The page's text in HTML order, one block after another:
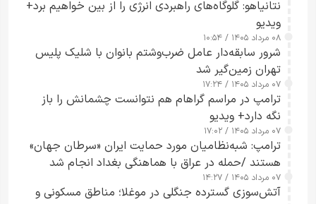
نتانیاهو: گلوگاه‌های راهبردی انرژی را از بین خواهیم برد+
ویدیو
۰۸ مرداد ۱۴۰۵ / ۱۰:۵۴
شرور سابقه‌دار عامل ضرب‌وشتم بانوان با شلیک پلیس
تهران زمین‌گیر شد
۰۷ مرداد ۱۴۰۵ / ۱۷:۲۴
ترامپ در مراسم گراهام هم نتوانست چشمانش را باز
نگه دارد+ ویدیو
۰۷ مرداد ۱۴۰۵ / ۱۷:۰۲
ترامپ: شبه‌نظامیان مورد حمایت ایران «سرطان جهان»
هستند /حمله در عراق با هماهنگی بغداد انجام شد
۰۷ مرداد ۱۴۰۵ / ۱۴:۲۷
آتش‌سوزی گسترده جنگلی در موغلا؛ مناطق مسکونی و